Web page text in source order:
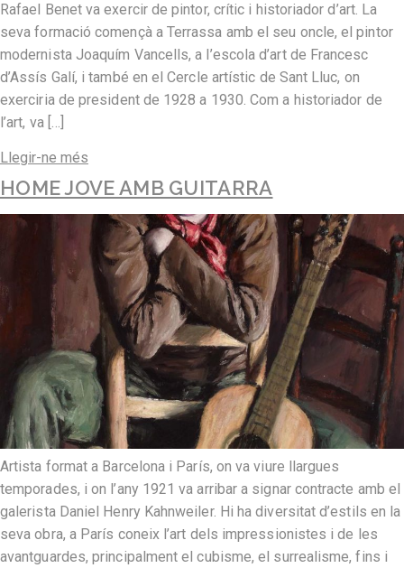
Rafael Benet va exercir de pintor, crític i historiador d’art. La
seva formació començà a Terrassa amb el seu oncle, el pintor
modernista Joaquím Vancells, a l’escola d’art de Francesc
d’Assís Galí, i també en el Cercle artístic de Sant Lluc, on
exerciria de president de 1928 a 1930. Com a historiador de
l’art, va […]
Llegir-ne més
HOME JOVE AMB GUITARRA
Artista format a Barcelona i París, on va viure llargues
temporades, i on l’any 1921 va arribar a signar contracte amb el
galerista Daniel Henry Kahnweiler. Hi ha diversitat d’estils en la
seva obra, a París coneix l’art dels impressionistes i de les
avantguardes, principalment el cubisme, el surrealisme, fins i